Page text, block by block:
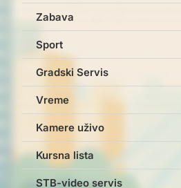
Zabava
Sport
Gradski Servis
Vreme
Kamere uživo
Kursna lista
STB-video servis